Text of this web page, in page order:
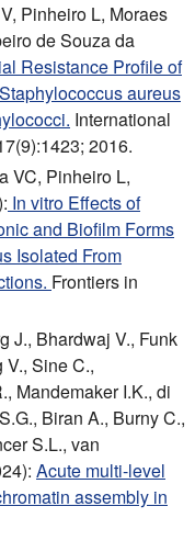
Pinheiro L, Moraes
de Souza da
Resistance Profile of
aureus
International
2016.
VC, Pinheiro L,
In vitro Effects of
and Biofilm Forms
Isolated From
Frontiers in
J., Bhardwaj V., Funk
V., Sine C.,
Mandemaker I.K., di
Biran A., Burny C.,
S.L., van
Acute multi-level
assembly in